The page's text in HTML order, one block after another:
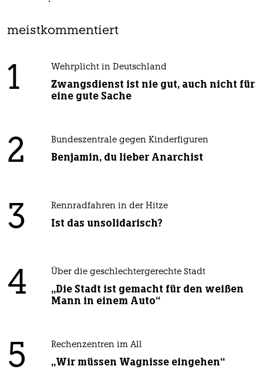
meistkommentiert
1 Wehrplicht in Deutschland
Zwangsdienst ist nie gut, auch nicht für
eine gute Sache
2 Bundeszentrale gegen Kinderfiguren
Benjamin, du lieber Anarchist
3 Rennradfahren in der Hitze
Ist das unsolidarisch?
4 Über die geschlechtergerechte Stadt
„Die Stadt ist gemacht für den weißen
Mann in einem Auto“
5 Rechenzentren im All
„Wir müssen Wagnisse eingehen“